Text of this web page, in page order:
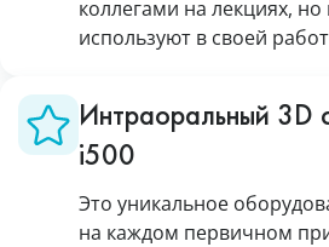
коллегами на лекциях, но
используют в своей
Интраоральный 3D
i500
Это уникальное
на каждом первичном